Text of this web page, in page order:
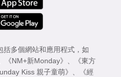
括多個網站和應用程式，如
《NM+新Monday》 、
《東方
Kiss 親子童萌》 、
《經